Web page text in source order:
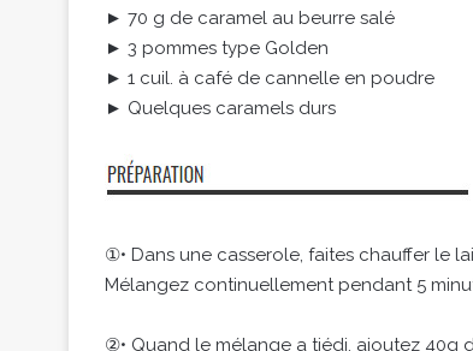
► 70 g de caramel au beurre salé
► 3 pommes type Golden
► 1 cuil. à café de cannelle en poudre
► Quelques caramels durs
①• Dans une casserole, faites chauffer le
Mélangez continuellement pendant 5
②• Quand le mélange a tiédi, ajoutez 40g